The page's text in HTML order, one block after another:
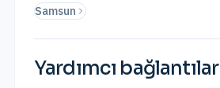
Samsun
Yardımcı bağlantılar